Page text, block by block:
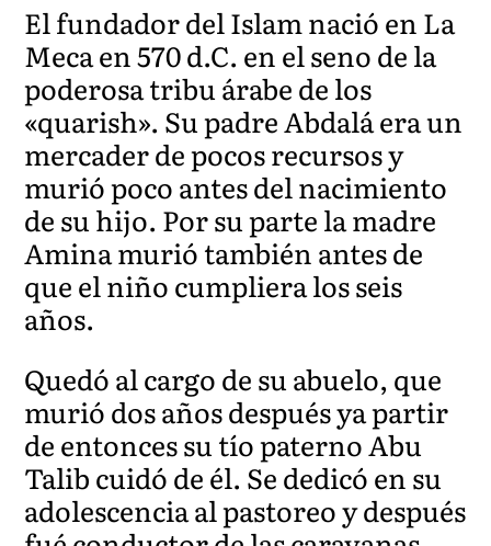
El fundador del Islam nació en La
Meca en 570 d.C. en el seno de la
poderosa tribu árabe de los
«quarish». Su padre Abdalá era un
mercader de pocos recursos y
murió poco antes del nacimiento
de su hijo. Por su parte la madre
Amina murió también antes de
que el niño cumpliera los seis
años.
Quedó al cargo de su abuelo, que
murió dos años después ya partir
de entonces su tío paterno Abu
Talib cuidó de él. Se dedicó en su
adolescencia al pastoreo y después